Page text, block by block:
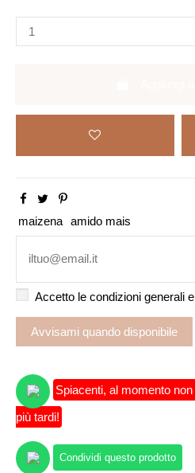
maizena amido mais
Accetto le condizioni generali
Spiacenti, al momento
più tardi!
Condividi questo prodotto